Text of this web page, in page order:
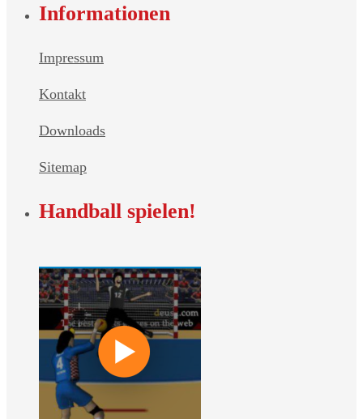
Informationen
Impressum
Kontakt
Downloads
Sitemap
Handball spielen!